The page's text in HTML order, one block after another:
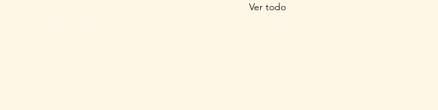
Ver todo